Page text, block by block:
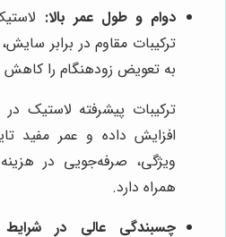
دوام و طول عمر بالا:
ترکیبات مقاوم در برابر
به تعویض زودهنگام را
ترکیبات پیشرفته لاستیک
افزایش داده و عمر مفید
ویژگی، صرفه‌جویی در
همراه دارد.
چسبندگی عالی در